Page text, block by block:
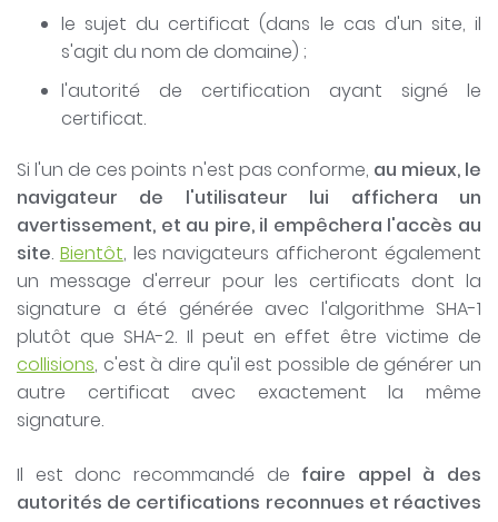
le sujet du certificat (dans le cas d'un site, il
s'agit du nom de domaine) ;
l'autorité de certification ayant signé le
certificat.
Si l'un de ces points n'est pas conforme, au mieux, le
navigateur de l'utilisateur lui affichera un
avertissement, et au pire, il empêchera l'accès au
site. Bientôt, les navigateurs afficheront également
un message d'erreur pour les certificats dont la
signature a été générée avec l'algorithme SHA-1
plutôt que SHA-2. Il peut en effet être victime de
collisions, c'est à dire qu'il est possible de générer un
autre certificat avec exactement la même
signature.
Il est donc recommandé de faire appel à des
autorités de certifications reconnues et réactives